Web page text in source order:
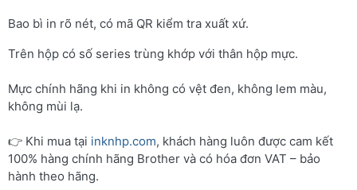
Bao bì in rõ nét, có mã QR kiểm tra xuất xứ.
Trên hộp có số series trùng khớp với thân hộp mực.
Mực chính hãng khi in không có vệt đen, không lem màu,
không mùi lạ.
👉 Khi mua tại inknhp.com, khách hàng luôn được cam kết
100% hàng chính hãng Brother và có hóa đơn VAT – bảo
hành theo hãng.